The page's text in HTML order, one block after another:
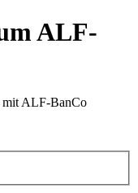
ALF-
mit ALF-BanCo